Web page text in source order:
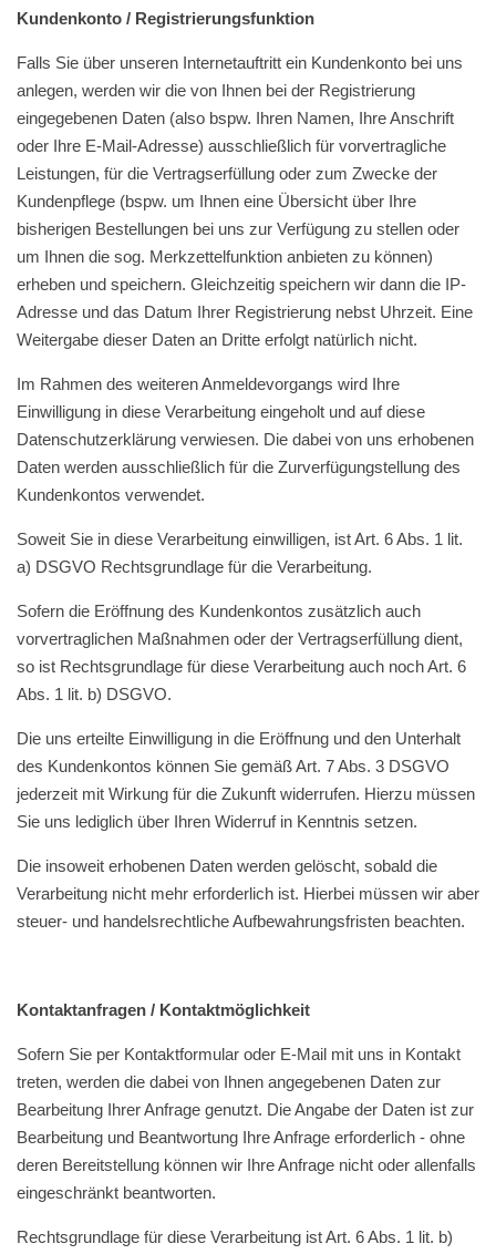
Kundenkonto / Registrierungsfunktion
Falls Sie über unseren Internetauftritt ein Kundenkonto bei uns
anlegen, werden wir die von Ihnen bei der Registrierung
eingegebenen Daten (also bspw. Ihren Namen, Ihre Anschrift
oder Ihre E-Mail-Adresse) ausschließlich für vorvertragliche
Leistungen, für die Vertragserfüllung oder zum Zwecke der
Kundenpflege (bspw. um Ihnen eine Übersicht über Ihre
bisherigen Bestellungen bei uns zur Verfügung zu stellen oder
um Ihnen die sog. Merkzettelfunktion anbieten zu können)
erheben und speichern. Gleichzeitig speichern wir dann die IP-
Adresse und das Datum Ihrer Registrierung nebst Uhrzeit. Eine
Weitergabe dieser Daten an Dritte erfolgt natürlich nicht.
Im Rahmen des weiteren Anmeldevorgangs wird Ihre
Einwilligung in diese Verarbeitung eingeholt und auf diese
Datenschutzerklärung verwiesen. Die dabei von uns erhobenen
Daten werden ausschließlich für die Zurverfügungstellung des
Kundenkontos verwendet.
Soweit Sie in diese Verarbeitung einwilligen, ist Art. 6 Abs. 1 lit.
a) DSGVO Rechtsgrundlage für die Verarbeitung.
Sofern die Eröffnung des Kundenkontos zusätzlich auch
vorvertraglichen Maßnahmen oder der Vertragserfüllung dient,
so ist Rechtsgrundlage für diese Verarbeitung auch noch Art. 6
Abs. 1 lit. b) DSGVO.
Die uns erteilte Einwilligung in die Eröffnung und den Unterhalt
des Kundenkontos können Sie gemäß Art. 7 Abs. 3 DSGVO
jederzeit mit Wirkung für die Zukunft widerrufen. Hierzu müssen
Sie uns lediglich über Ihren Widerruf in Kenntnis setzen.
Die insoweit erhobenen Daten werden gelöscht, sobald die
Verarbeitung nicht mehr erforderlich ist. Hierbei müssen wir aber
steuer- und handelsrechtliche Aufbewahrungsfristen beachten.
Kontaktanfragen / Kontaktmöglichkeit
Sofern Sie per Kontaktformular oder E-Mail mit uns in Kontakt
treten, werden die dabei von Ihnen angegebenen Daten zur
Bearbeitung Ihrer Anfrage genutzt. Die Angabe der Daten ist zur
Bearbeitung und Beantwortung Ihre Anfrage erforderlich - ohne
deren Bereitstellung können wir Ihre Anfrage nicht oder allenfalls
eingeschränkt beantworten.
Rechtsgrundlage für diese Verarbeitung ist Art. 6 Abs. 1 lit. b)